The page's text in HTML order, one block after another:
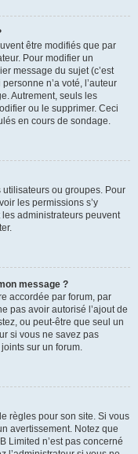
être modifiés que par
Pour modifier un
message du sujet (c’est
n’a voté, l’auteur
Autrement, seuls les
ou le supprimer. Ceci
en cours de sondage.
ou groupes. Pour
les permissions s’y
administrateurs peuvent
message ?
accordée par forum, par
pas avoir autorisé l’ajout de
ou peut-être que seul un
si vous ne savez pas
sur un forum.
règles pour son site. Si vous
avertissement. Notez que
Limited n’est pas concerné